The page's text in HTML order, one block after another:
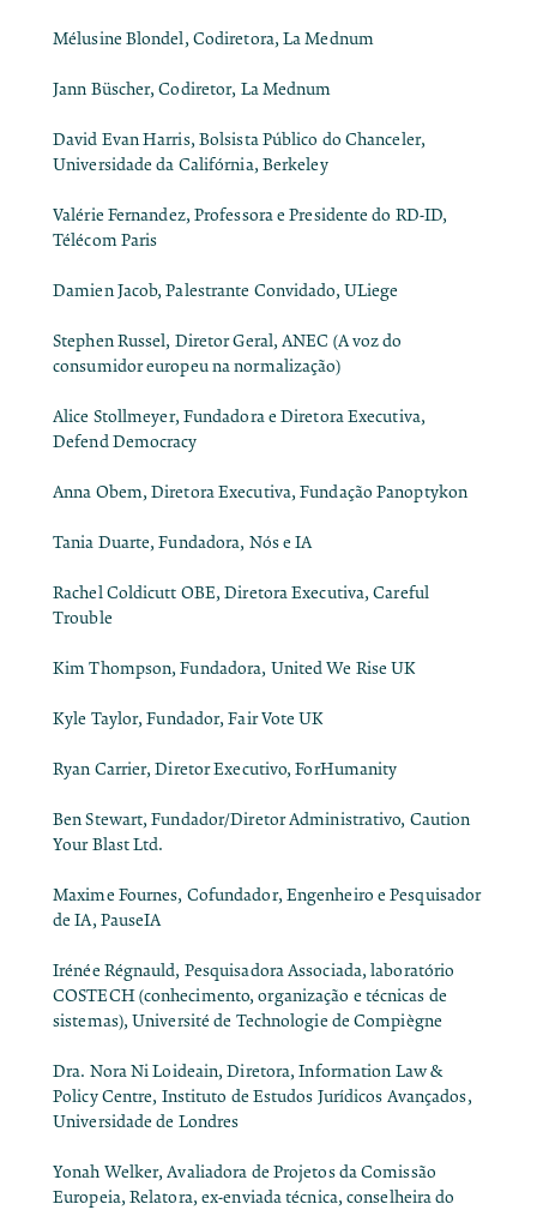
Mélusine Blondel, Codiretora, La Mednum
Jann Büscher, Codiretor, La Mednum
David Evan Harris, Bolsista Público do Chanceler,
Universidade da Califórnia, Berkeley
Valérie Fernandez, Professora e Presidente do RD-ID,
Télécom Paris
Damien Jacob, Palestrante Convidado, ULiege
Stephen Russel, Diretor Geral, ANEC (A voz do
consumidor europeu na normalização)
Alice Stollmeyer, Fundadora e Diretora Executiva,
Defend Democracy
Anna Obem, Diretora Executiva, Fundação Panoptykon
Tania Duarte, Fundadora, Nós e IA
Rachel Coldicutt OBE, Diretora Executiva, Careful
Trouble
Kim Thompson, Fundadora, United We Rise UK
Kyle Taylor, Fundador, Fair Vote UK
Ryan Carrier, Diretor Executivo, ForHumanity
Ben Stewart, Fundador/Diretor Administrativo, Caution
Your Blast Ltd.
Maxime Fournes, Cofundador, Engenheiro e Pesquisador
de IA, PauseIA
Irénée Régnauld, Pesquisadora Associada, laboratório
COSTECH (conhecimento, organização e técnicas de
sistemas), Université de Technologie de Compiègne
Dra. Nora Ni Loideain, Diretora, Information Law &
Policy Centre, Instituto de Estudos Jurídicos Avançados,
Universidade de Londres
Yonah Welker, Avaliadora de Projetos da Comissão
Europeia, Relatora, ex-enviada técnica, conselheira do